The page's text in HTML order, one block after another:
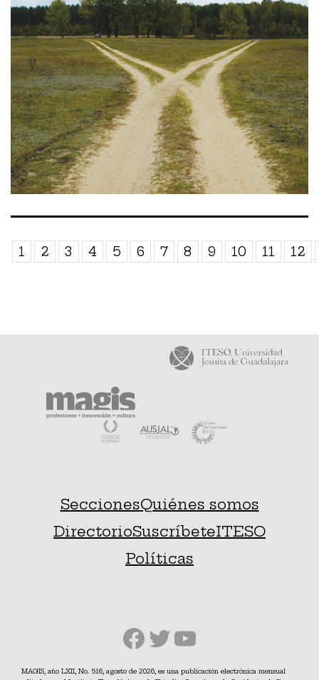
1 2 3 4 5 6 7 8 9 10 11 12
SeccionesQuiénes somos
DirectorioSuscríbeteITESO
Políticas
Facebook
Twitter
YouTube
MAGIS, año LXII, No. 516, agosto de 2026, es una publicación electrónica mensual